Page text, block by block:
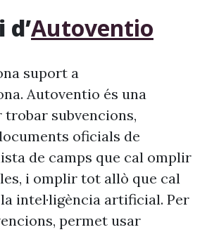
Autoventio
suport a
Autoventio és una
subvencions,
oficials de
de camps que cal omplir
i omplir tot allò que cal
la intel·ligència artificial. Per
permet usar